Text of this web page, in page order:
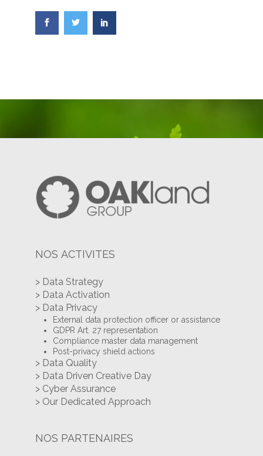
NOS ACTIVITES
> Data Strategy
> Data Activation
> Data Privacy
External data protection officer or assistance
GDPR Art. 27 representation
Compliance master data management
Post-privacy shield actions
> Data Quality
> Data Driven Creative Day
> Cyber Assurance
> Our Dedicated Approach
NOS PARTENAIRES